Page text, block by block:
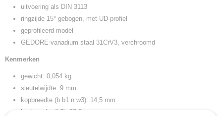
0,05 Kg
Afmetingen (l,b,h)
20,50 x 6 x 3 cm
uitvoering als DIN 3113
ringzijde 15° gebogen, met UD-profiel
geprofileerd model
GEDORE-vanadium staal 31CrV3, verchroomd
Kenmerken
gewicht: 0,054 kg
sleutelwijdte: 9 mm
kopbreedte (b b1 n w3): 14,5 mm
kopbreedte (b2): 22,5 mm